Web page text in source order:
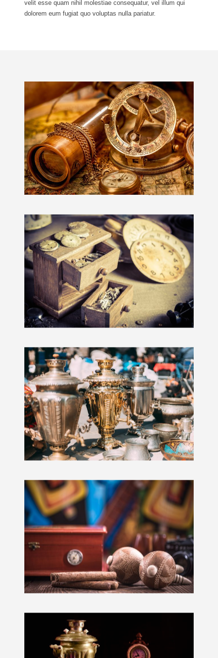
velit esse quam nihil molestiae consequatur, vel illum qui
dolorem eum fugiat quo voluptas nulla pariatur.